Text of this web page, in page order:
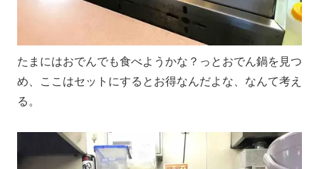
たまにはおでんでも食べようかな？っとおでん鍋を見つ
め、ここはセットにするとお得なんだよな、なんて考え
る。